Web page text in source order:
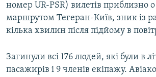
номер UR-PSR) вилетів приблизно о
маршрутом Тегеран-Київ, зник із
кілька хвилин після підйому в
Загинули всі 176 людей, які були в
пасажирів і 9 членів екіпажу.